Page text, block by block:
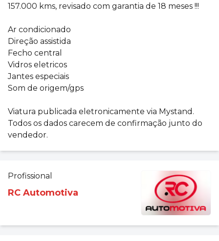
157.000 kms, revisado com garantia de 18 meses !!!
Ar condicionado
Direção assistida
Fecho central
Vidros eletricos
Jantes especiais
Som de origem/gps
Viatura publicada eletronicamente via Mystand.
Todos os dados carecem de confirmação junto do
vendedor.
Profissional
RC Automotiva